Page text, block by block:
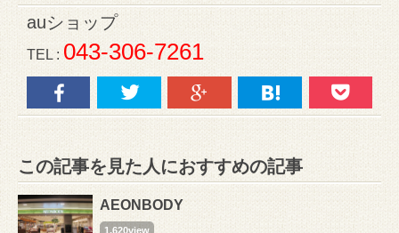
auショップ
TEL : 043-306-7261
この記事を見た人におすすめの記事
AEONBODY
1,620view